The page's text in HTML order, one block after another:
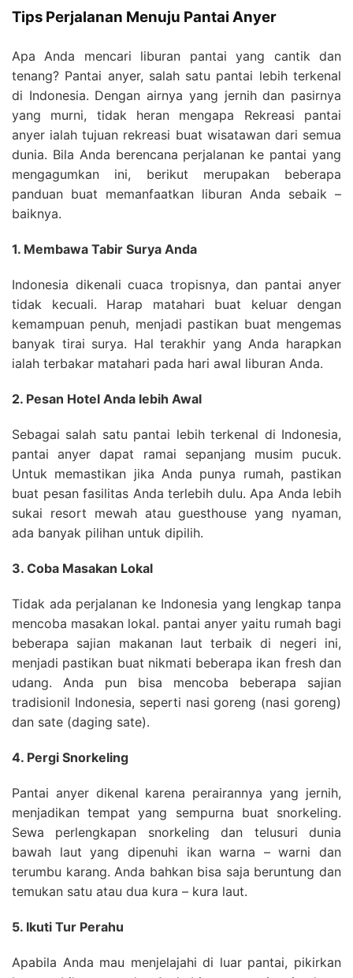
Tips Perjalanan Menuju Pantai Anyer
Apa Anda mencari liburan pantai yang cantik dan
tenang? Pantai anyer, salah satu pantai lebih terkenal
di Indonesia. Dengan airnya yang jernih dan pasirnya
yang murni, tidak heran mengapa Rekreasi pantai
anyer ialah tujuan rekreasi buat wisatawan dari semua
dunia. Bila Anda berencana perjalanan ke pantai yang
mengagumkan ini, berikut merupakan beberapa
panduan buat memanfaatkan liburan Anda sebaik –
baiknya.
1. Membawa Tabir Surya Anda
Indonesia dikenali cuaca tropisnya, dan pantai anyer
tidak kecuali. Harap matahari buat keluar dengan
kemampuan penuh, menjadi pastikan buat mengemas
banyak tirai surya. Hal terakhir yang Anda harapkan
ialah terbakar matahari pada hari awal liburan Anda.
2. Pesan Hotel Anda lebih Awal
Sebagai salah satu pantai lebih terkenal di Indonesia,
pantai anyer dapat ramai sepanjang musim pucuk.
Untuk memastikan jika Anda punya rumah, pastikan
buat pesan fasilitas Anda terlebih dulu. Apa Anda lebih
sukai resort mewah atau guesthouse yang nyaman,
ada banyak pilihan untuk dipilih.
3. Coba Masakan Lokal
Tidak ada perjalanan ke Indonesia yang lengkap tanpa
mencoba masakan lokal. pantai anyer yaitu rumah bagi
beberapa sajian makanan laut terbaik di negeri ini,
menjadi pastikan buat nikmati beberapa ikan fresh dan
udang. Anda pun bisa mencoba beberapa sajian
tradisionil Indonesia, seperti nasi goreng (nasi goreng)
dan sate (daging sate).
4. Pergi Snorkeling
Pantai anyer dikenal karena perairannya yang jernih,
menjadikan tempat yang sempurna buat snorkeling.
Sewa perlengkapan snorkeling dan telusuri dunia
bawah laut yang dipenuhi ikan warna – warni dan
terumbu karang. Anda bahkan bisa saja beruntung dan
temukan satu atau dua kura – kura laut.
5. Ikuti Tur Perahu
Apabila Anda mau menjelajahi di luar pantai, pikirkan